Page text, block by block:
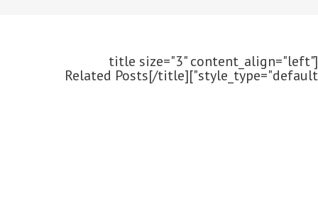
[title size="3" content_align="left"
style_type="default"]Related Posts[/title]